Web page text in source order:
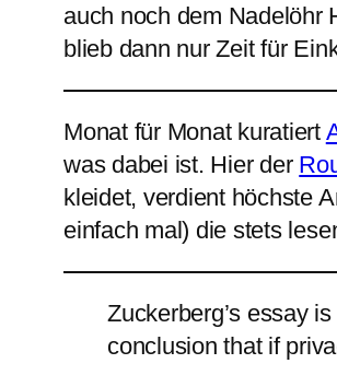
auch noch dem Nadelöhr
blieb dann nur Zeit für
Monat für Monat kuratiert
was dabei ist. Hier der
kleidet, verdient höchste
einfach mal) die stets
Zuckerberg’s essay
conclusion that if